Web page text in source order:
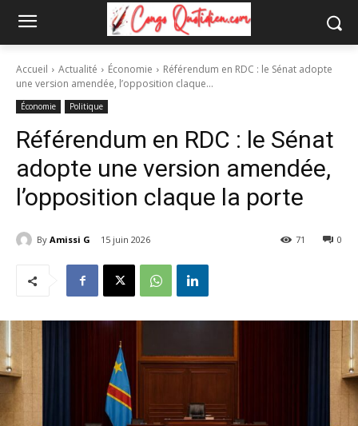
Accueil Actualité Économie
Référendum en RDC : le Sénat adopte
une version amendée, l’opposition claque...
Économie Politique
Référendum en RDC : le Sénat
adopte une version amendée,
l’opposition claque la porte
By Amissi G 15 juin 2026 0
71